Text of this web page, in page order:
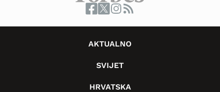
AKTUALNO
SVIJET
HRVATSKA